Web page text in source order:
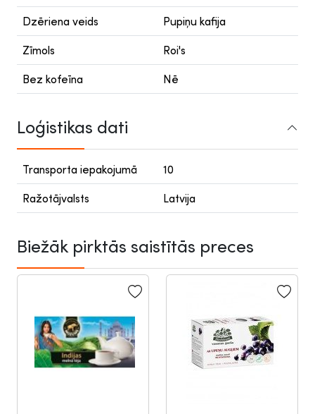
Dzēriena veids Pupiņu kafija
Zīmols Roi's
Bez kofeīna Nē
Loģistikas dati
Transporta iepakojumā 10
Ražotājvalsts Latvija
Biežāk pirktās saistītās preces